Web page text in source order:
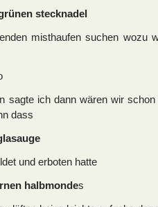
stecknadel
misthaufen suchen wozu
sagte ich dann wären wir
dass
und erboten hatte
halbmondes